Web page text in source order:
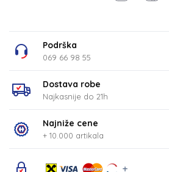
Podrška
069 66 98 55
Dostava robe
Najkasnije do 21h
Najniže cene
+ 10.000 artikala